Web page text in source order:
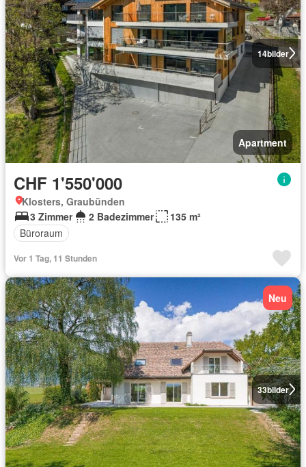
14bilder
Apartment
CHF 1'550'000
Klosters, Graubünden
3 Zimmer
2 Badezimmer
135 m²
Büroraum
Vor 1 Tag, 11 Stunden
33bilder
Neu